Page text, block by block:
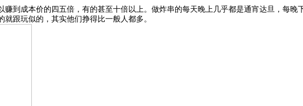
到成本价的四五倍，有的甚至十倍以上。做炸串的每天晚上几乎都是通宵达旦，每
跟玩似的，其实他们挣得比一般人都多。